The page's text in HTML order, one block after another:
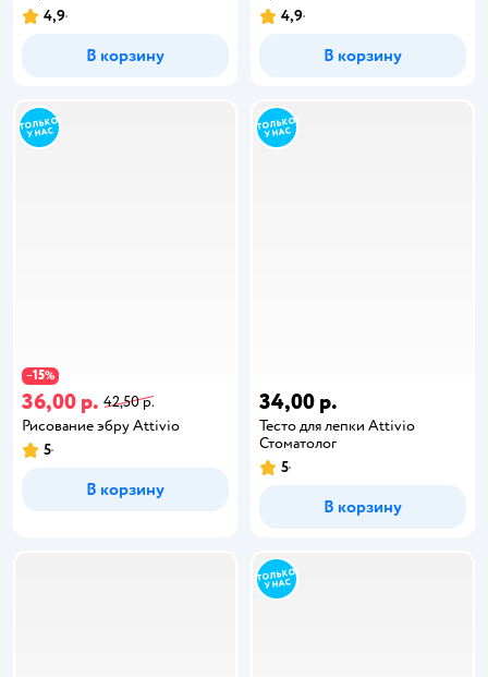
4,9
В корзину
4,9
В корзину
−15%
36,00 р. 42,50 р.
Рисование эбру Attivio
5
В корзину
34,00 р.
Тесто для лепки Attivio
Стоматолог
5
В корзину